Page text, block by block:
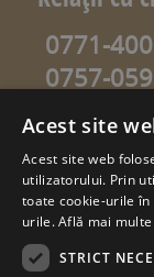
0771-
0757-
0757-
© copyright 2026.
Toate drepturile
textelor sau a
Acest site
Acest site web
utilizatorului. Prin
toate cookie-urile
urile.Află mai multe
STRICT